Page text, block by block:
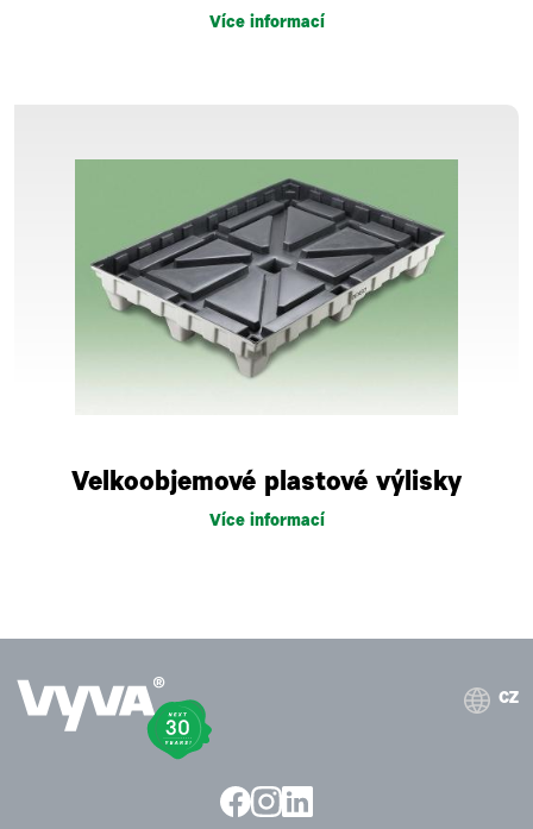
Více informací
Velkoobjemové plastové výlisky
Více informací
CZ